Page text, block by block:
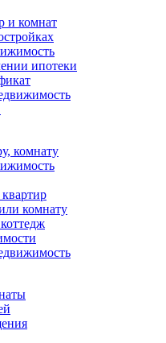
и комнат
ипотеки
комнату
комнату